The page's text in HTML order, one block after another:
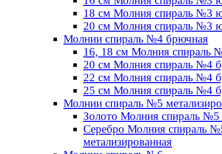
18 см Молния спираль №3
20 см Молния спираль №3
Молнии спираль №4 брючная
16, 18 см Молния спираль
20 см Молния спираль №4
22 см Молния спираль №4
25 см Молния спираль №4
Молнии спираль №5
Золото Молния спираль №5
Серебро Молния спираль
метализированная